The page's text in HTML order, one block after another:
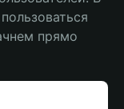
прямо